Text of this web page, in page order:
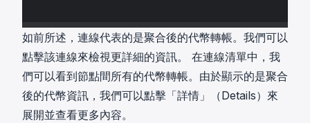
如前所述，連線代表的是聚合後的代幣轉帳。我們可以
點擊該連線來檢視更詳細的資訊。 在連線清單中，我
們可以看到節點間所有的代幣轉帳。由於顯示的是聚合
後的代幣資訊，我們可以點擊「詳情」（Details）來
展開並查看更多內容。